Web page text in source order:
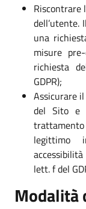
Riscontrare
dell’utente.
una
misure
richiesta
GDPR);
Assicurare
del Sito e
legittimo
lett. f del
Modalità